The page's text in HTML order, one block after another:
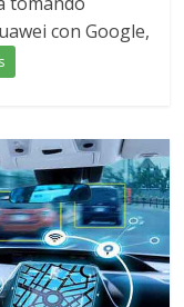
con Google,